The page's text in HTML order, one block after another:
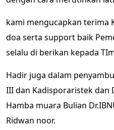
kami mengucapkan terima
doa serta support baik
selalu di berikan kepada
Hadir juga dalam
III dan Kadisporaristek dan
Hamba muara Bulian
Ridwan noor.